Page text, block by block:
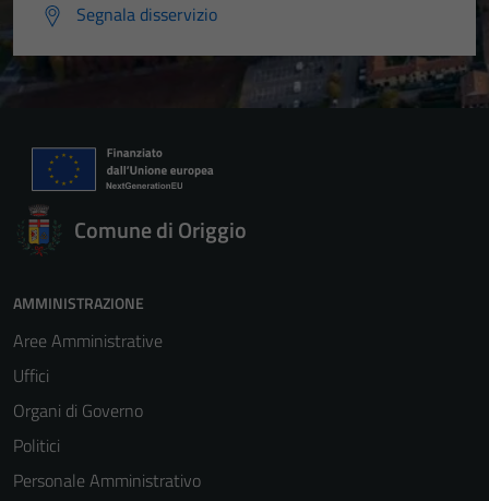
Segnala disservizio
Comune di Origgio
AMMINISTRAZIONE
Aree Amministrative
Uffici
Organi di Governo
Politici
Personale Amministrativo